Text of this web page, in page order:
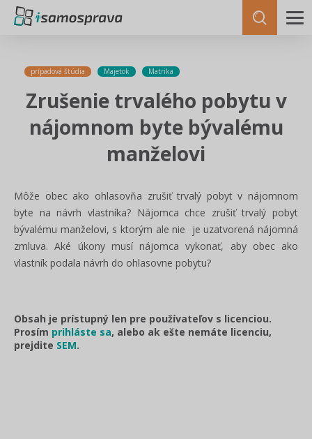
prípadová štúdia Majetok Matrika
Zrušenie trvalého pobytu v
nájomnom byte bývalému
manželovi
Môže obec ako ohlasovňa zrušiť trvalý pobyt v nájomnom
byte na návrh vlastníka? Nájomca chce zrušiť trvalý pobyt
bývalému manželovi, s ktorým ale nie je uzatvorená nájomná
zmluva. Aké úkony musí nájomca vykonať, aby obec ako
vlastník podala návrh do ohlasovne pobytu?
Obsah je prístupný len pre používateľov s licenciou.
Prosím prihláste sa, alebo ak ešte nemáte licenciu,
prejdite SEM.